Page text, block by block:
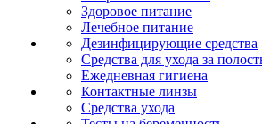
Здоровое питание
Лечебное питание
Дезинфицирующие средства
Средства для ухода за
Ежедневная гигиена
Контактные линзы
Средства ухода